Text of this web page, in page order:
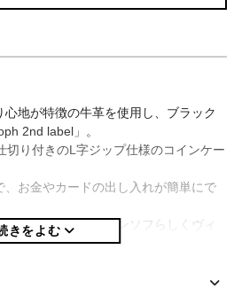
地が特徴の牛革を使用し、ブラック
2nd label」。
切り付きのL字ジップ仕様のコインケー
お金やカードの出し入れが簡単にで
ドを使用し、アインソフらしくヴィ
がっております。